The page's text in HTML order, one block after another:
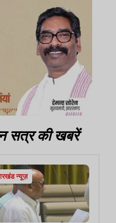
सत्र की खबरें
न्यूज़